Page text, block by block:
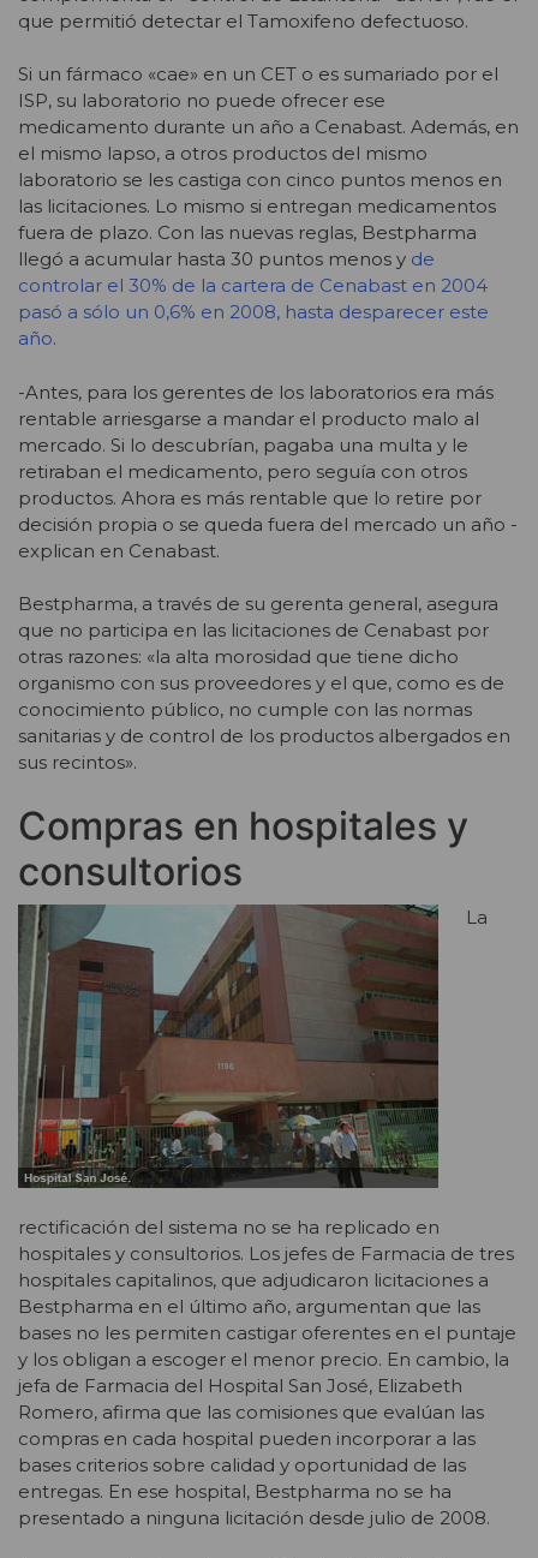
que permitió detectar el Tamoxifeno defectuoso.
Si un fármaco «cae» en un CET o es sumariado por el
ISP, su laboratorio no puede ofrecer ese
medicamento durante un año a Cenabast. Además, en
el mismo lapso, a otros productos del mismo
laboratorio se les castiga con cinco puntos menos en
las licitaciones. Lo mismo si entregan medicamentos
fuera de plazo. Con las nuevas reglas, Bestpharma
llegó a acumular hasta 30 puntos menos y de
controlar el 30% de la cartera de Cenabast en 2004
pasó a sólo un 0,6% en 2008, hasta desparecer este
año.
-Antes, para los gerentes de los laboratorios era más
rentable arriesgarse a mandar el producto malo al
mercado. Si lo descubrían, pagaba una multa y le
retiraban el medicamento, pero seguía con otros
productos. Ahora es más rentable que lo retire por
decisión propia o se queda fuera del mercado un año -
explican en Cenabast.
Bestpharma, a través de su gerenta general, asegura
que no participa en las licitaciones de Cenabast por
otras razones: «la alta morosidad que tiene dicho
organismo con sus proveedores y el que, como es de
conocimiento público, no cumple con las normas
sanitarias y de control de los productos albergados en
sus recintos».
Compras en hospitales y
consultorios
La
rectificación del sistema no se ha replicado en
hospitales y consultorios. Los jefes de Farmacia de tres
hospitales capitalinos, que adjudicaron licitaciones a
Bestpharma en el último año, argumentan que las
bases no les permiten castigar oferentes en el puntaje
y los obligan a escoger el menor precio. En cambio, la
jefa de Farmacia del Hospital San José, Elizabeth
Romero, afirma que las comisiones que evalúan las
compras en cada hospital pueden incorporar a las
bases criterios sobre calidad y oportunidad de las
entregas. En ese hospital, Bestpharma no se ha
presentado a ninguna licitación desde julio de 2008.